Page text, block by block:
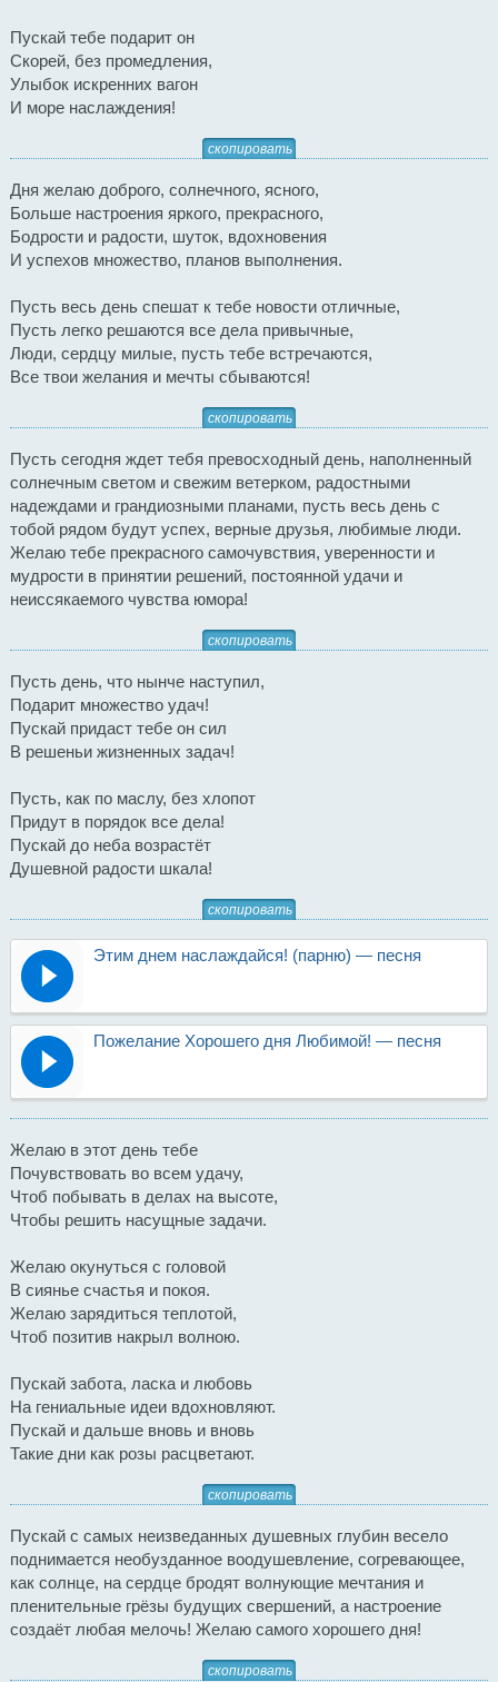
Пускай тебе подарит он
Скорей, без промедления,
Улыбок искренних вагон
И море наслаждения!
скопировать
Дня желаю доброго, солнечного, ясного,
Больше настроения яркого, прекрасного,
Бодрости и радости, шуток, вдохновения
И успехов множество, планов выполнения.
Пусть весь день спешат к тебе новости отличные,
Пусть легко решаются все дела привычные,
Люди, сердцу милые, пусть тебе встречаются,
Все твои желания и мечты сбываются!
скопировать
Пусть сегодня ждет тебя превосходный день, наполненный
солнечным светом и свежим ветерком, радостными
надеждами и грандиозными планами, пусть весь день с
тобой рядом будут успех, верные друзья, любимые люди.
Желаю тебе прекрасного самочувствия, уверенности и
мудрости в принятии решений, постоянной удачи и
неиссякаемого чувства юмора!
скопировать
Пусть день, что нынче наступил,
Подарит множество удач!
Пускай придаст тебе он сил
В решеньи жизненных задач!
Пусть, как по маслу, без хлопот
Придут в порядок все дела!
Пускай до неба возрастёт
Душевной радости шкала!
скопировать
Этим днем наслаждайся! (парню) — песня
Пожелание Хорошего дня Любимой! — песня
Желаю в этот день тебе
Почувствовать во всем удачу,
Чтоб побывать в делах на высоте,
Чтобы решить насущные задачи.
Желаю окунуться с головой
В сиянье счастья и покоя.
Желаю зарядиться теплотой,
Чтоб позитив накрыл волною.
Пускай забота, ласка и любовь
На гениальные идеи вдохновляют.
Пускай и дальше вновь и вновь
Такие дни как розы расцветают.
скопировать
Пускай с самых неизведанных душевных глубин весело
поднимается необузданное воодушевление, согревающее,
как солнце, на сердце бродят волнующие мечтания и
пленительные грёзы будущих свершений, а настроение
создаёт любая мелочь! Желаю самого хорошего дня!
скопировать